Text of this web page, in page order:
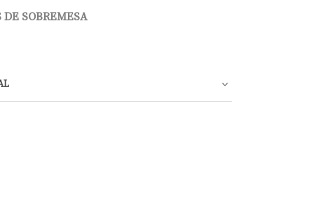
SOBREMESA